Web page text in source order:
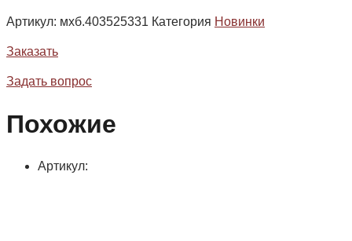
Артикул: мхб.403525331 Категория Новинки
Заказать
Задать вопрос
Похожие
Артикул: